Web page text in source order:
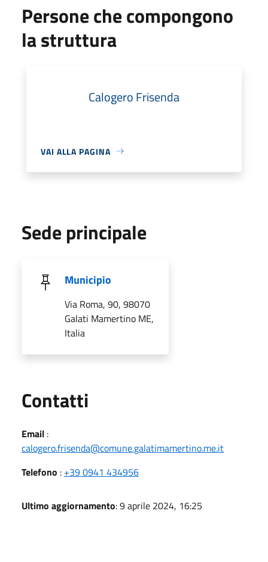
Persone che compongono
la struttura
Calogero Frisenda
VAI ALLA PAGINA
Sede principale
Municipio
Via Roma, 90, 98070
Galati Mamertino ME,
Italia
Contatti
Email :
calogero.frisenda@comune.galatimamertino.me.it
Telefono : +39 0941 434956
Ultimo aggiornamento: 9 aprile 2024, 16:25